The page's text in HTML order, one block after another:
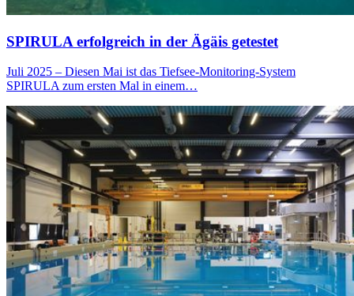
SPIRULA erfolgreich in der Ägäis getestet
Juli 2025 – Diesen Mai ist das Tiefsee-Monitoring-System
SPIRULA zum ersten Mal in einem…